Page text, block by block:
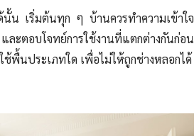
นั้น เริ่มต้นทุก ๆ บ้านควรทำความเข้าใจ
ะตอบโจทย์การใช้งานที่แตกต่างกันก่อน
พื้นประเภทใด เพื่อไม่ให้ถูกช่างหลอกได้